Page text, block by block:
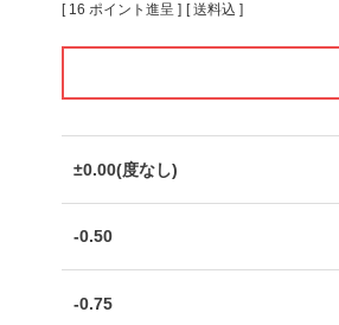
[ 16 ポイント進呈 ] 送料込
±0.00(度なし)
-0.50
-0.75